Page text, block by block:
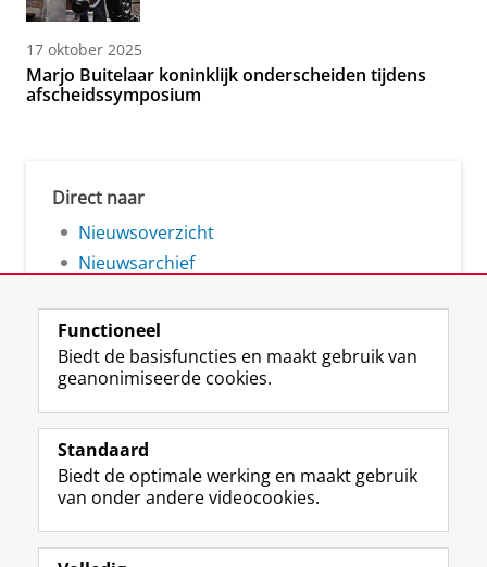
17 oktober 2025
Marjo Buitelaar koninklijk onderscheiden tijdens
afscheidssymposium
Direct naar
Nieuwsoverzicht
Nieuwsarchief
Volg de RUG
F
a
e
b
o
L
i
k
e
I
R
S
-
f
e
I
n
t
r
Y
o
T
e
Studiekiezers
Functioneel
Biedt de basisfuncties en maakt gebruik van
geanonimiseerde cookies.
Standaard
Biedt de optimale werking en maakt gebruik
van onder andere videocookies.